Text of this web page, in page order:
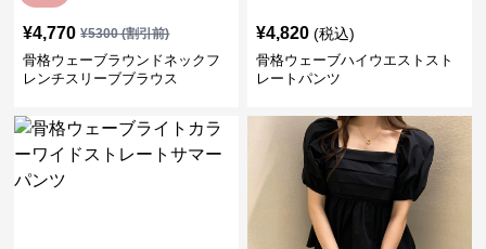
¥4,770 ¥5300(割引前)
骨格ウェーブラウンドネックフ
レンチスリーブブラウス
¥4,820 (税込)
骨格ウェーブハイウエストスト
レートパンツ